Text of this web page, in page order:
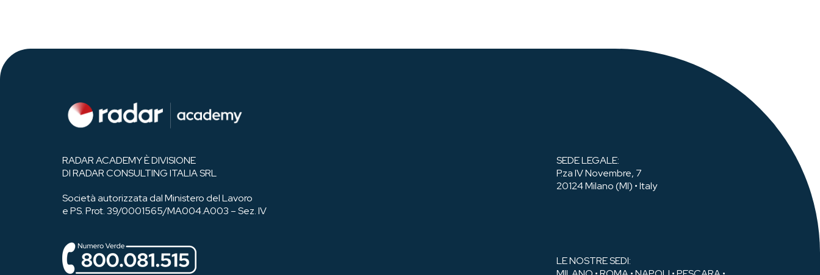
RADAR ACADEMY È DIVISIONE
DI RADAR CONSULTING ITALIA SRL
Società autorizzata dal Ministero del Lavoro
e PS. Prot. 39/0001565/MA004.A003 – Sez. IV
SEDE LEGALE:
P.za IV Novembre, 7
20124 Milano (MI) • Italy
LE NOSTRE SEDI: